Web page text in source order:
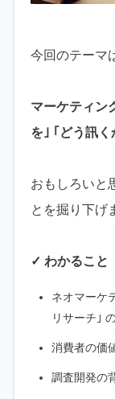
今回のテーマ
マーケティン
を｣ ｢どう訊く
おもしろいと
とを掘り下げ
✓ わかること
ネオマーケ
リサーチ｣
消費者の価
調査開発の